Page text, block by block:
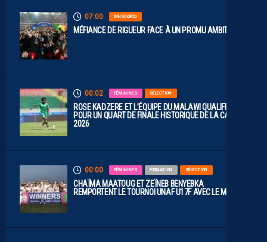
07:00 MHSC-DFCO
MÉFIANCE DE RIGUEUR FACE À UN PROMU AMBITIEUX
00:02 FÉMININES SÉLECTION
ROSE KADZERE ET L’ÉQUIPE DU MALAWI QUALIFIÉES
POUR UN QUART DE FINALE HISTORIQUE DE LA CAN
2026
00:00 FÉMININES FORMATION SÉLECTION
CHAÏMA MAATOUG ET ZEÏNEB BENYEBKA
REMPORTENT LE TOURNOI UNAF U17F AVEC LE MAROC